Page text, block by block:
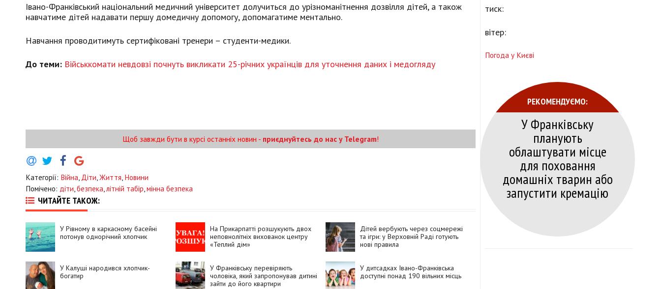
Івано-Франківський національний медичний університет долучиться до урізноманітнення дозвілля дітей, а також
навчатиме дітей надавати першу домедичну допомогу, допомагатиме ментально.
Навчання проводитимуть сертифіковані тренери – студенти-медики.
До теми: Військкомати невдовзі почнуть викликати 25-річних українців для уточнення даних і медогляду
Щоб завжди бути в курсі останніх новин - приєднуйтесь до нас у Telegram!
Категорії: Війна, Діти,Життя, Новини
Помічено: діти,безпека,літній табір,мінна безпека
ЧИТАЙТЕ ТАКОЖ:
У Рівному в каркасному басейні
потонув однорічний хлопчик
На Прикарпатті розшукують двох
неповнолітніх вихованок центру
«Теплий дім»
Дітей вербують через соцмережі
та ігри: у Верховній Раді готують
нові правила
У Калуші народився хлопчик-
богатир
У Франківську перевіряють
чоловіка, який запропонував дитині
зайти до його квартири
У дитсадках Івано-Франківська
доступні понад 190 вільних місць
тиск:
вітер:
Погода у Києві
РЕКОМЕНДУЄМО:
У Франківську
планують
облаштувати місце
для поховання
домашніх тварин або
запустити кремацію